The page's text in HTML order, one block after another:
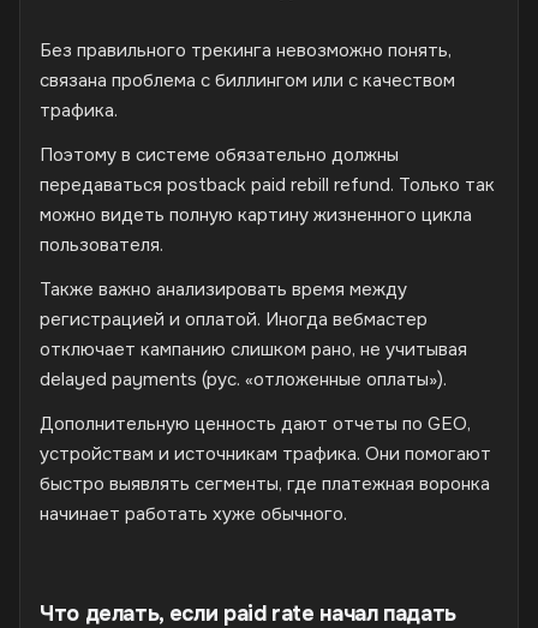
Без правильного трекинга невозможно понять,
связана проблема с биллингом или с качеством
трафика.
Поэтому в системе обязательно должны
передаваться postback paid rebill refund. Только так
можно видеть полную картину жизненного цикла
пользователя.
Также важно анализировать время между
регистрацией и оплатой. Иногда вебмастер
отключает кампанию слишком рано, не учитывая
delayed payments (рус. «отложенные оплаты»).
Дополнительную ценность дают отчеты по GEO,
устройствам и источникам трафика. Они помогают
быстро выявлять сегменты, где платежная воронка
начинает работать хуже обычного.
Что делать, если paid rate начал падать